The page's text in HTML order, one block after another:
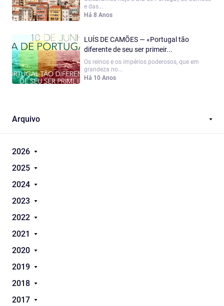
e das...
Há 8 Anos
LUÍS DE CAMÕES — «Portugal tão
diferente de seu ser primeir...
Os reinos e os impérios poderosos, que em
grandeza no...
Há 10 Anos
Arquivo
2026
2025
2024
2023
2022
2021
2020
2019
2018
2017